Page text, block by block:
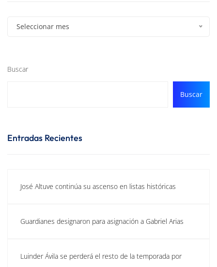
Seleccionar mes
Buscar
Buscar
Entradas Recientes
José Altuve continúa su ascenso en listas históricas
Guardianes designaron para asignación a Gabriel Arias
Luinder Ávila se perderá el resto de la temporada por